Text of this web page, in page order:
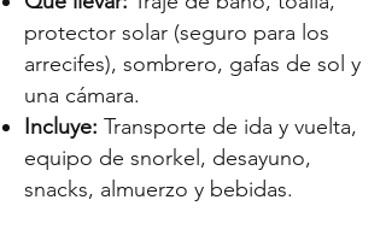
protector solar (seguro para los
arrecifes), sombrero, gafas de sol y
una cámara.
Incluye: Transporte de ida y vuelta,
equipo de snorkel, desayuno,
snacks, almuerzo y bebidas.